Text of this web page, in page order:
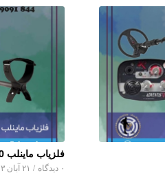
فلزیاب ماینلب EQUINOX 600
۰ دیدگاه / ۲۱ آبان ۱۴۰۳